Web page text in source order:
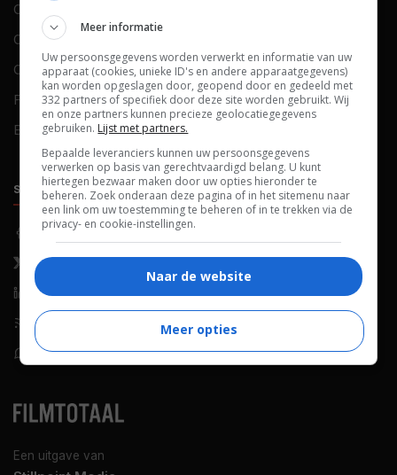
Een uitgave van
Contact
Over ons
Colofon
FAQ
Blog
Cookies
Cookievoorkeuren
SOCIALS
Facebook
X (Twitter)
LinkedIn
RSS-feed
WhatsApp
ONTDEKKEN
Nieuws
Netflix
Films op tv
Bioscoop
Meer informatie
Uw persoonsgegevens worden verwerkt en informatie van uw
apparaat (cookies, unieke ID's en andere apparaatgegevens)
kan worden opgeslagen door, geopend door en gedeeld met
332 partners of specifiek door deze site worden gebruikt. Wij
en onze partners kunnen precieze geolocatiegegevens
gebruiken. Lijst met partners.
Bepaalde leveranciers kunnen uw persoonsgegevens
verwerken op basis van gerechtvaardigd belang. U kunt
hiertegen bezwaar maken door uw opties hieronder te
beheren. Zoek onderaan deze pagina of in het sitemenu naar
een link om uw toestemming te beheren of in te trekken via de
privacy- en cookie-instellingen.
Naar de website
Meer opties